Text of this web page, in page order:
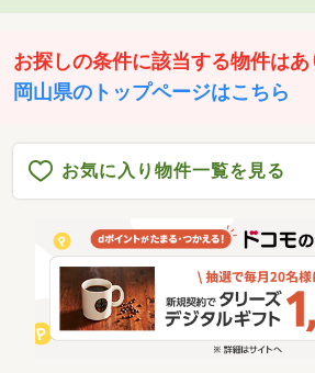
お探しの条件に該当する物件はあ
岡山県のトップページはこちら
お気に入り物件一覧を見る